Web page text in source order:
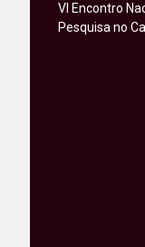
VI Encontro
Pesquisa no